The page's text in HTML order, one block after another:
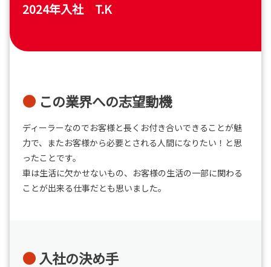
2024年入社 T.K
この業界への志望動機
ディーラーなのでお客様と長くお付き合いできることが魅
力で、またお客様から必要とされる人間になりたい！と思
ったことです。
車は生活に欠かせないもの、お客様の生活の一部に関わる
ことが出来る仕事だとも思いました。
入社の決め手